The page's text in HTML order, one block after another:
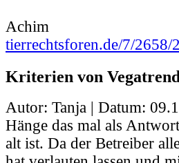
Achim
tierrechtsforen.de/7/2658/
Kriterien von Vegatrend
Autor: Tanja | Datum:
Hänge das mal als
alt ist. Da der Betreiber